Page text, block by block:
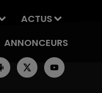
ACTUS
ANNONCEURS